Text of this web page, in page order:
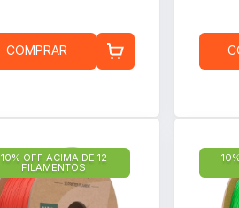
COMPRAR
10% OFF ACIMA DE 12
FILAMENTOS